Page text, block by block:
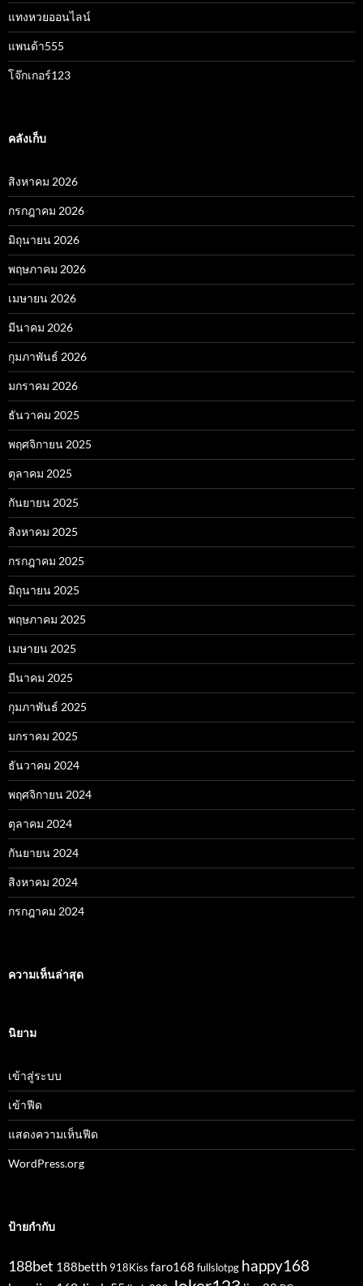
แทงหวยออนไลน์
แพนด้า555
โจ๊กเกอร์123
คลังเก็บ
สิงหาคม 2026
กรกฎาคม 2026
มิถุนายน 2026
พฤษภาคม 2026
เมษายน 2026
มีนาคม 2026
กุมภาพันธ์ 2026
มกราคม 2026
ธันวาคม 2025
พฤศจิกายน 2025
ตุลาคม 2025
กันยายน 2025
สิงหาคม 2025
กรกฎาคม 2025
มิถุนายน 2025
พฤษภาคม 2025
เมษายน 2025
มีนาคม 2025
กุมภาพันธ์ 2025
มกราคม 2025
ธันวาคม 2024
พฤศจิกายน 2024
ตุลาคม 2024
กันยายน 2024
สิงหาคม 2024
กรกฎาคม 2024
ความเห็นล่าสุด
นิยาม
เข้าสู่ระบบ
เข้าฟีด
แสดงความเห็นฟีด
WordPress.org
ป้ายกำกับ
188bet 188betth 918Kiss faro168 fullslotpg happy168